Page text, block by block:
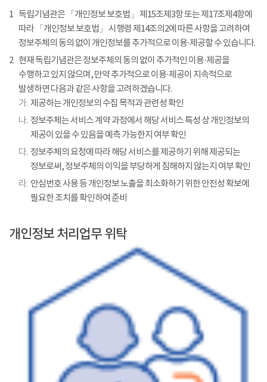
1 독립기념관은 「개인정보 보호법」 제15조제3항 또는 제17조제4항에
따라 「개인정보 보호법」 시행령 제14조의2에 따른 사항을 고려하여
정보주체의 동의 없이 개인정보를 추가적으로 이용·제공할 수 있습니다.
2 현재 독립기념관은 정보주체의 동의 없이 추가적인 이용·제공을
수행하고 있지 않으며, 만약 추가적으로 이용·제공이 지속적으로
발생하면 다음과 같은 사항을 고려하겠습니다.
가. 제공하는 개인정보의 수집 목적과 관련성 확인
나. 정보주체는 서비스 계약 과정에서 해당 서비스 특성 상 개인정보의
제공이 있을 수 있음을 예측 가능한지 여부 확인
다. 정보주체의 요청에 따라 해당 서비스를 제공하기 위해 제공되는
정보로써, 정보주체의 이익을 부당하게 침해하지 않는지 여부 확인
라. 안심번호 사용 등 개인정보 노출을 최소화하기 위한 안전성 확보에
필요한 조치를 확인하여 준비
개인정보 처리업무 위탁